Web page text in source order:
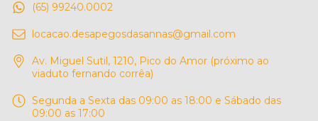
(65) 99240.0002
locacao.desapegosdasannas@gmail.com
Av. Miguel Sutil, 1210, Pico do Amor (próximo ao
viaduto fernando corrêa)
Segunda a Sexta das 09:00 as 18:00 e Sábado das
09:00 as 17:00